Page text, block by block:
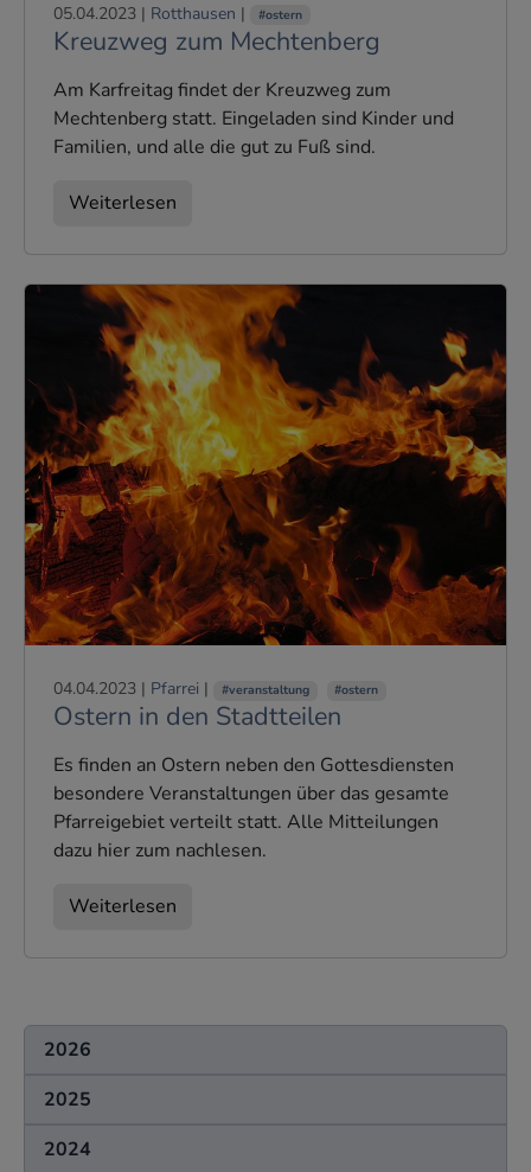
05.04.2023 | Rotthausen | #ostern
Kreuzweg zum Mechtenberg
Am Karfreitag findet der Kreuzweg zum
Mechtenberg statt. Eingeladen sind Kinder und
Familien, und alle die gut zu Fuß sind.
Weiterlesen
04.04.2023 | Pfarrei | #veranstaltung #ostern
Ostern in den Stadtteilen
Es finden an Ostern neben den Gottesdiensten
besondere Veranstaltungen über das gesamte
Pfarreigebiet verteilt statt. Alle Mitteilungen
dazu hier zum nachlesen.
Weiterlesen
2026
2025
2024